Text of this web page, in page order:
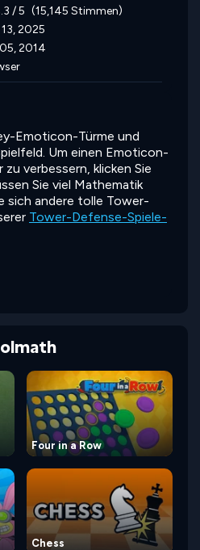
/ 5 (15,145 Stimmen)
2025
2014
Emoticon-Türme und
Um einen Emoticon-
verbessern, klicken Sie
Sie viel Mathematik
sich andere tolle Tower-
Tower-Defense-Spiele-
Four in a Row
Chess